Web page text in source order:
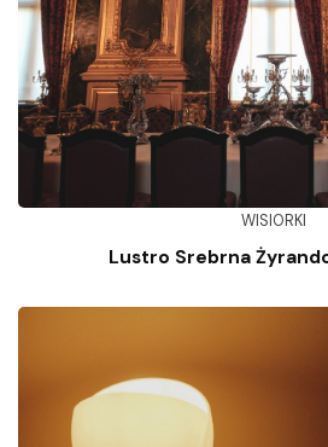
WISIORKI
Lustro Srebrna